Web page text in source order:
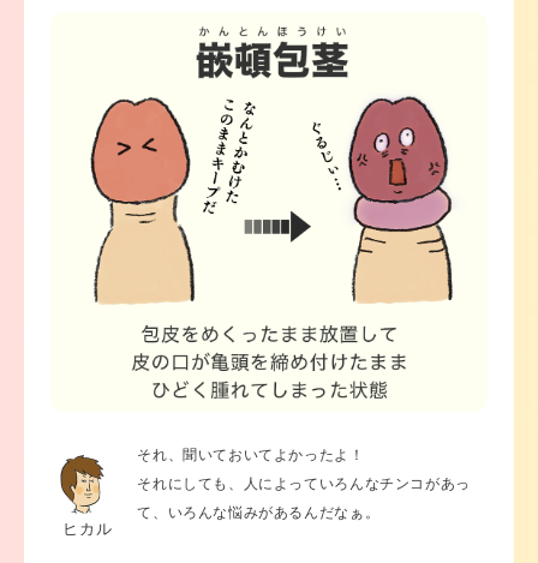
ヒカル
それ、聞いておいてよかったよ！
それにしても、人によっていろんなチンコがあっ
て、いろんな悩みがあるんだなぁ。